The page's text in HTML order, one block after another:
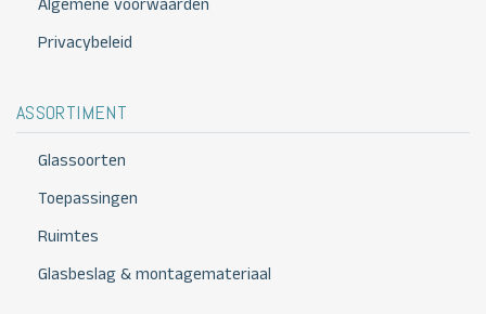
Algemene voorwaarden
Privacybeleid
ASSORTIMENT
Glassoorten
Toepassingen
Ruimtes
Glasbeslag & montagemateriaal